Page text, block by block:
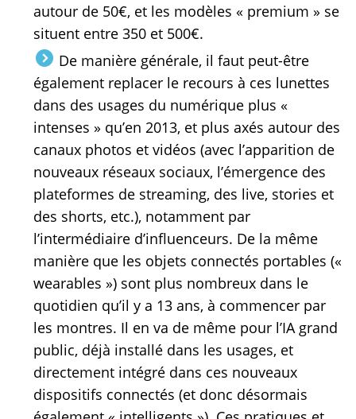
autour de 50€, et les modèles « premium » se
situent entre 350 et 500€.
De manière générale, il faut peut-être
également replacer le recours à ces lunettes
dans des usages du numérique plus «
intenses » qu’en 2013, et plus axés autour des
canaux photos et vidéos (avec l’apparition de
nouveaux réseaux sociaux, l’émergence des
plateformes de streaming, des live, stories et
des shorts, etc.), notamment par
l’intermédiaire d’influenceurs. De la même
manière que les objets connectés portables («
wearables ») sont plus nombreux dans le
quotidien qu’il y a 13 ans, à commencer par
les montres. Il en va de même pour l’IA grand
public, déjà installé dans les usages, et
directement intégré dans ces nouveaux
dispositifs connectés (et donc désormais